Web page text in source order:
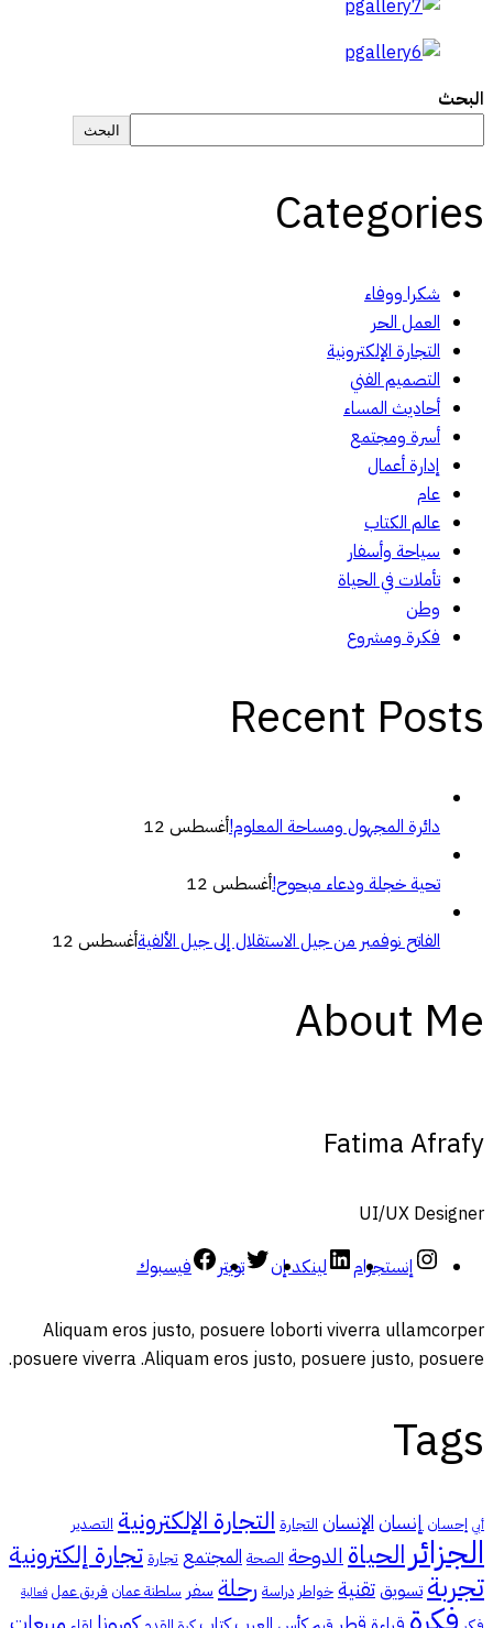
البحث
البحث
Categories
شكرا ووفاء
العمل الحر
التجارة الإلكترونية
التصميم الفني
أحاديث المساء
أسرة ومجتمع
إدارة أعمال
عام
عالم الكتاب
سياحة وأسفار
تأملات في الحياة
وطن
فكرة ومشروع
Recent Posts
دائرة المجهول ومساحة المعلوم!أغسطس 12
تحية خجلة ودعاء مبحوح!أغسطس 12
الفاتح نوفمبر من جيل الاستقلال إلى جيل الألفيةأغسطس 12
About Me
Fatima Afrafy
UI/UX Designer
إنستجرام
لينكد إن تويتر فيسبوك
Aliquam eros justo, posuere loborti viverra ullamcorper
posuere viverra .Aliquam eros justo, posuere justo, posuere.
Tags
أبي إحسان إنسانالإنسان التجارة التجارة الإلكترونية التصدير
الجزائر الحياةالدوحة الصحة المجتمع تجارة تجارة إلكترونية
تجربة تسويقتقنية خواطر دراسة رحلة سفر سلطنة عمان فريق عمل فعالية